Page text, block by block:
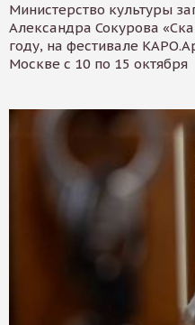
Министерство культуры
Александра Сокурова
году, на фестивале
Москве с 10 по 15 октября